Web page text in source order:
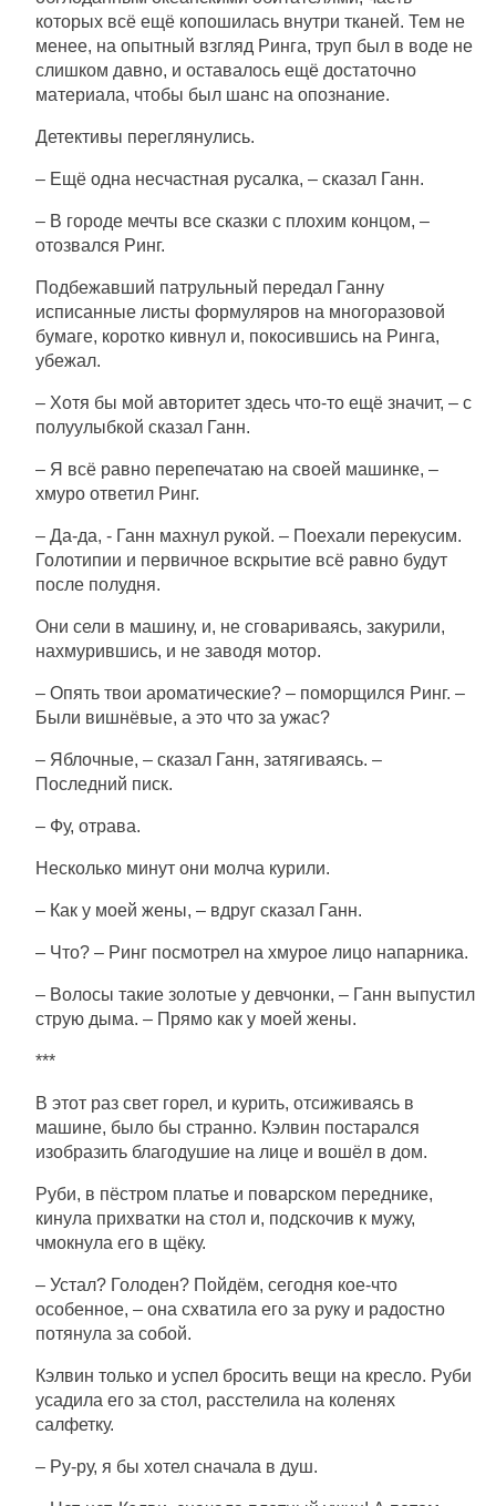
которых всё ещё копошилась внутри тканей. Тем не
менее, на опытный взгляд Ринга, труп был в воде не
слишком давно, и оставалось ещё достаточно
материала, чтобы был шанс на опознание.
Детективы переглянулись.
– Ещё одна несчастная русалка, – сказал Ганн.
– В городе мечты все сказки с плохим концом, –
отозвался Ринг.
Подбежавший патрульный передал Ганну
исписанные листы формуляров на многоразовой
бумаге, коротко кивнул и, покосившись на Ринга,
убежал.
– Хотя бы мой авторитет здесь что-то ещё значит, – с
полуулыбкой сказал Ганн.
– Я всё равно перепечатаю на своей машинке, –
хмуро ответил Ринг.
– Да-да, - Ганн махнул рукой. – Поехали перекусим.
Голотипии и первичное вскрытие всё равно будут
после полудня.
Они сели в машину, и, не сговариваясь, закурили,
нахмурившись, и не заводя мотор.
– Опять твои ароматические? – поморщился Ринг. –
Были вишнёвые, а это что за ужас?
– Яблочные, – сказал Ганн, затягиваясь. –
Последний писк.
– Фу, отрава.
Несколько минут они молча курили.
– Как у моей жены, – вдруг сказал Ганн.
– Что? – Ринг посмотрел на хмурое лицо напарника.
– Волосы такие золотые у девчонки, – Ганн выпустил
струю дыма. – Прямо как у моей жены.
***
В этот раз свет горел, и курить, отсиживаясь в
машине, было бы странно. Кэлвин постарался
изобразить благодушие на лице и вошёл в дом.
Руби, в пёстром платье и поварском переднике,
кинула прихватки на стол и, подскочив к мужу,
чмокнула его в щёку.
– Устал? Голоден? Пойдём, сегодня кое-что
особенное, – она схватила его за руку и радостно
потянула за собой.
Кэлвин только и успел бросить вещи на кресло. Руби
усадила его за стол, расстелила на коленях
салфетку.
– Ру-ру, я бы хотел сначала в душ.